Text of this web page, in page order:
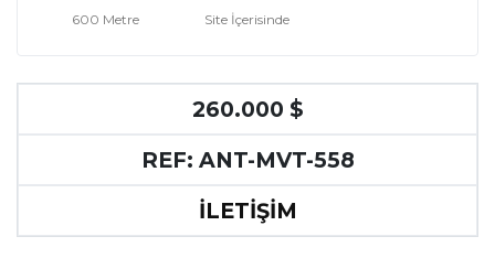
600 Metre Site İçerisinde
260.000 $
REF: ANT-MVT-558
İLETİŞİM